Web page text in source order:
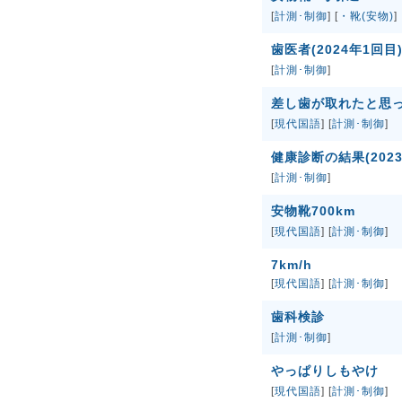
[計測･制御] [ ・靴(安物)]
歯医者(2024年1回目)
[計測･制御]
差し歯が取れたと思
[現代国語] [計測･制御]
健康診断の結果
[計測･制御]
安物靴700km
[現代国語] [計測･制御]
7km/h
[現代国語] [計測･制御]
歯科検診
[計測･制御]
やっぱりしもやけ
[現代国語] [計測･制御]